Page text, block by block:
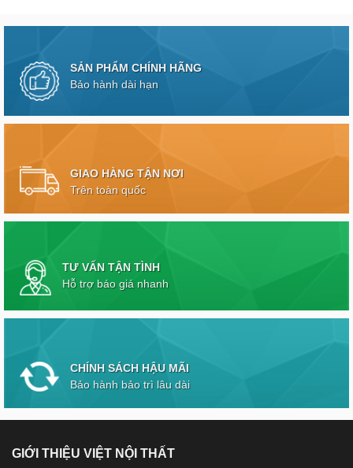
SẢN PHẨM CHÍNH HÃNG
Bảo hành dài hạn
GIAO HÀNG TẬN NƠI
Trên toàn quốc
TƯ VẤN TẬN TÌNH
Hỗ trợ báo giá nhanh
CHÍNH SÁCH HẬU MÃI
Bảo hành bảo trì lâu dài
GIỚI THIỆU VIỆT NỘI THẤT